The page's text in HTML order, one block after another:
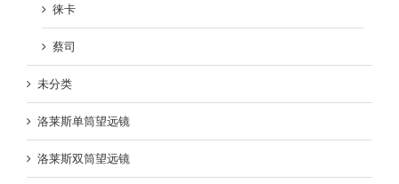
徕卡
蔡司
未分类
洛莱斯单筒望远镜
洛莱斯双筒望远镜